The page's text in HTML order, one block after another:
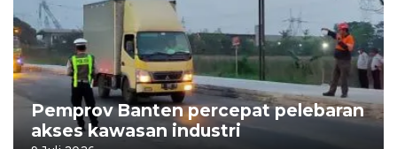
Pemprov Banten percepat pelebaran
akses kawasan industri